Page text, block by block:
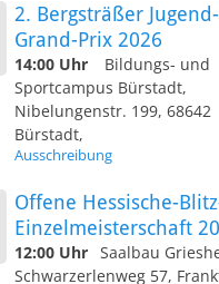
2. Bergsträßer Jugend-
Grand-Prix 2026
14:00 Uhr
Bildungs- und
Sportcampus Bürstadt,
Nibelungenstr. 199, 68642
Bürstadt,
Ausschreibung
Offene Hessische-
Einzelmeisterschaft
12:00 Uhr Saalbau
Schwarzerlenweg 57,